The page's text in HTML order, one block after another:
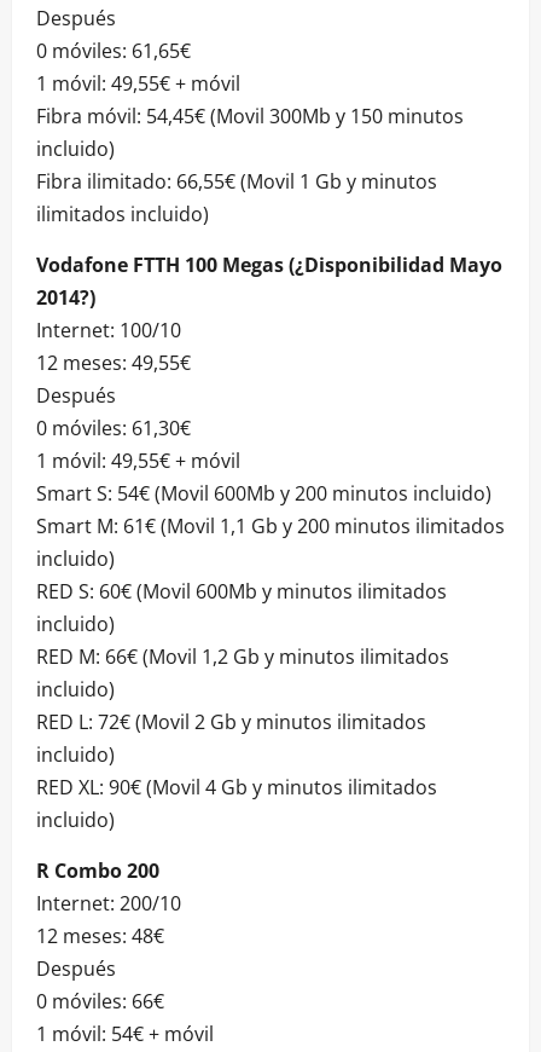
Después
0 móviles: 61,65€
1 móvil: 49,55€ + móvil
Fibra móvil: 54,45€ (Movil 300Mb y 150 minutos
incluido)
Fibra ilimitado: 66,55€ (Movil 1 Gb y minutos
ilimitados incluido)
Vodafone FTTH 100 Megas (¿Disponibilidad Mayo
2014?)
Internet: 100/10
12 meses: 49,55€
Después
0 móviles: 61,30€
1 móvil: 49,55€ + móvil
Smart S: 54€ (Movil 600Mb y 200 minutos incluido)
Smart M: 61€ (Movil 1,1 Gb y 200 minutos ilimitados
incluido)
RED S: 60€ (Movil 600Mb y minutos ilimitados
incluido)
RED M: 66€ (Movil 1,2 Gb y minutos ilimitados
incluido)
RED L: 72€ (Movil 2 Gb y minutos ilimitados
incluido)
RED XL: 90€ (Movil 4 Gb y minutos ilimitados
incluido)
R Combo 200
Internet: 200/10
12 meses: 48€
Después
0 móviles: 66€
1 móvil: 54€ + móvil